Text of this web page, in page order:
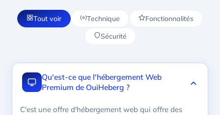
Tout voir Technique
Fonctionnalités
Sécurité
Qu'est-ce que l'hébergement Web
Premium de OuiHeberg ?
C'est une offre d'hébergement web qui offre des